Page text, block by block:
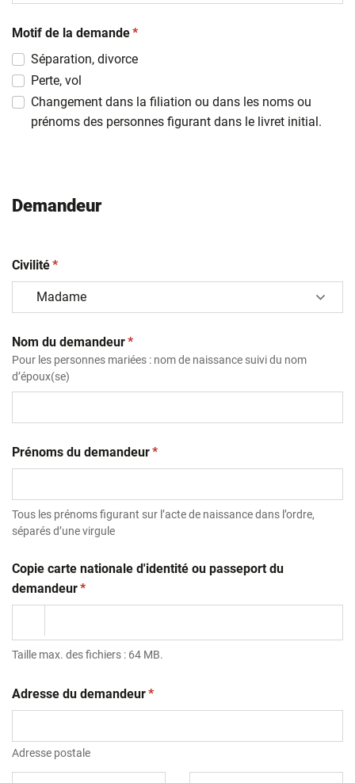
slash
MM
slash
AAAA
Motif de la demande(obligatoire)
*
Séparation, divorce
Perte, vol
Changement dans la filiation ou dans les noms ou
prénoms des personnes figurant dans le livret initial.
Demandeur
Civilité(obligatoire)
*
Nom du demandeur(obligatoire)
*
Pour les personnes mariées : nom de naissance suivi du nom
d’époux(se)
Prénoms du demandeur(obligatoire)
*
Tous les prénoms figurant sur l’acte de naissance dans l’ordre,
séparés d’une virgule
Copie carte nationale d'identité ou passeport du
demandeur(obligatoire)
*
Taille max. des fichiers : 64 MB.
Adresse du demandeur(obligatoire)
*
Adresse postale